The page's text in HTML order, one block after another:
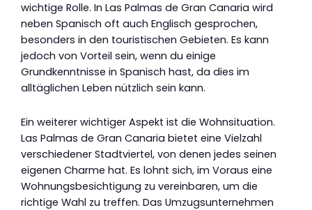
wichtige Rolle. In Las Palmas de Gran Canaria wird
neben Spanisch oft auch Englisch gesprochen,
besonders in den touristischen Gebieten. Es kann
jedoch von Vorteil sein, wenn du einige
Grundkenntnisse in Spanisch hast, da dies im
alltäglichen Leben nützlich sein kann.
Ein weiterer wichtiger Aspekt ist die Wohnsituation.
Las Palmas de Gran Canaria bietet eine Vielzahl
verschiedener Stadtviertel, von denen jedes seinen
eigenen Charme hat. Es lohnt sich, im Voraus eine
Wohnungsbesichtigung zu vereinbaren, um die
richtige Wahl zu treffen. Das Umzugsunternehmen